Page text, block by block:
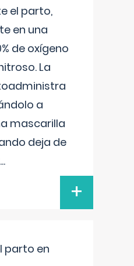
el parto,
en una
de oxígeno
La
a
mascarilla
deja de
...
+
parto en